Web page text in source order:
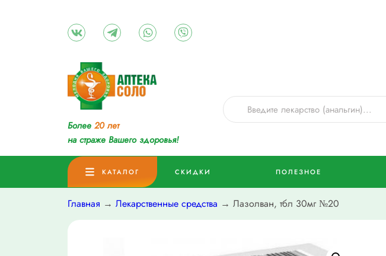
Более 20 лет
на страже Вашего здоровья!
КАТАЛОГ СКИДКИ ПОЛЕЗНОЕ
Главная → Лекарственные средства → Лазолван, тбл 30мг №20